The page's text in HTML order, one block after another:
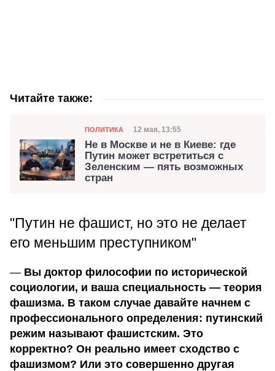
Читайте также:
Категория
ПОЛИТИКА Дата публикации
12 мая, 13:55
Не в Москве и не в Киеве: где
Путин может встретиться с
Зеленским — пять возможных
стран
"Путин не фашист, но это не делает
его меньшим преступником"
— Вы доктор философии по исторической
социологии, и ваша специальность — теория
фашизма. В таком случае давайте начнем с
профессионального определения: путинский
режим называют фашистским. Это
корректно? Он реально имеет сходство с
фашизмом? Или это совершенно другая